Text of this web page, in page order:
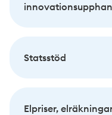
Statsstöd
Elpriser,